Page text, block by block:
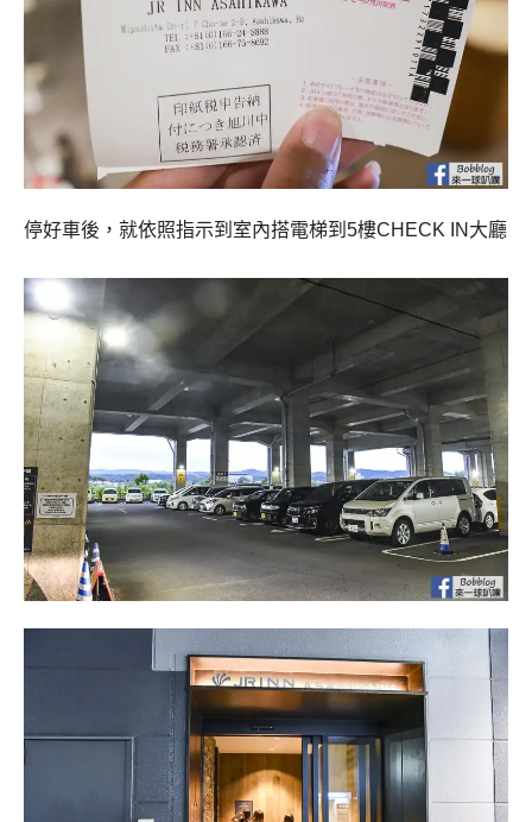
停好車後，就依照指示到室內搭電梯到5樓CHECK IN大廳